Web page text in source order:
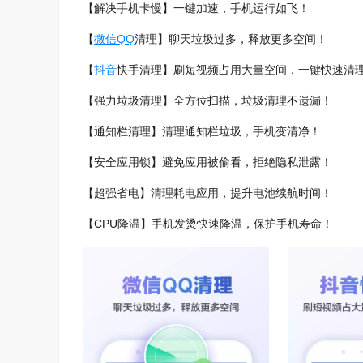
【解决手机卡慢】一键加速，手机运行如飞！
【微信QQ清理】聊天垃圾过多，释放更多空间！
【抖音快手清理】刷短视频占用大量空间，一键快速清
【强力垃圾清理】全方位扫描，垃圾清理不遗漏！
【通知栏清理】清理通知栏垃圾，手机变清净！
【安全应用锁】避免应用被偷看，拒绝隐私泄露！
【超强省电】清理耗电应用，提升电池续航时间！
【CPU降温】手机发烫快速降温，保护手机寿命！